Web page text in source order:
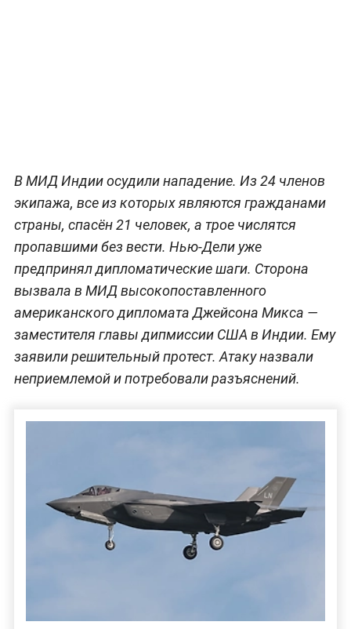
В МИД Индии осудили нападение. Из 24 членов
экипажа, все из которых являются гражданами
страны, спасён 21 человек, а трое числятся
пропавшими без вести. Нью-Дели уже
предпринял дипломатические шаги. Сторона
вызвала в МИД высокопоставленного
американского дипломата Джейсона Микса —
заместителя главы дипмиссии США в Индии. Ему
заявили решительный протест. Атаку назвали
неприемлемой и потребовали разъяснений.